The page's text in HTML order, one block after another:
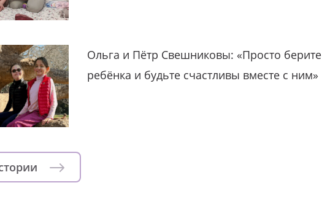
Ольга и Пётр Свешниковы: «Просто берите
ребёнка и будьте счастливы вместе с ним»